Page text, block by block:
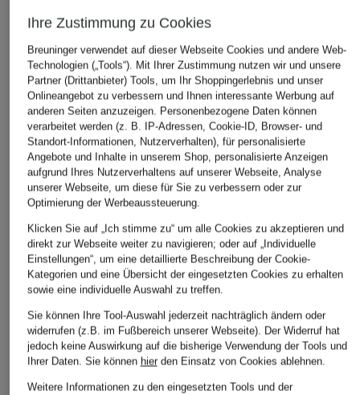
Ihre Zustimmung zu Cookies
Breuninger verwendet auf dieser Webseite Cookies und andere Web-
Technologien („Tools“). Mit Ihrer Zustimmung nutzen wir und unsere
Partner (Drittanbieter) Tools, um Ihr Shoppingerlebnis und unser
Onlineangebot zu verbessern und Ihnen interessante Werbung auf
anderen Seiten anzuzeigen. Personenbezogene Daten können
verarbeitet werden (z. B. IP-Adressen, Cookie-ID, Browser- und
Standort-Informationen, Nutzerverhalten), für personalisierte
Angebote und Inhalte in unserem Shop, personalisierte Anzeigen
aufgrund Ihres Nutzerverhaltens auf unserer Webseite, Analyse
unserer Webseite, um diese für Sie zu verbessern oder zur
Optimierung der Werbeaussteuerung.
Klicken Sie auf „Ich stimme zu“ um alle Cookies zu akzeptieren und
direkt zur Webseite weiter zu navigieren; oder auf „Individuelle
Einstellungen“, um eine detaillierte Beschreibung der Cookie-
Kategorien und eine Übersicht der eingesetzten Cookies zu erhalten
sowie eine individuelle Auswahl zu treffen.
Sie können Ihre Tool-Auswahl jederzeit nachträglich ändern oder
widerrufen (z.B. im Fußbereich unserer Webseite). Der Widerruf hat
jedoch keine Auswirkung auf die bisherige Verwendung der Tools und
Ihrer Daten. Sie können hierden Einsatz von Cookies ablehnen.
Weitere Informationen zu den eingesetzten Tools und der